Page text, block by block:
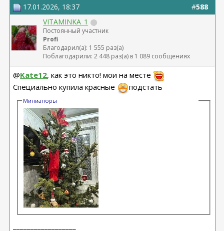
#588
17.01.2026, 18:37
VITAMINKA_1
Постоянный участник
Profi
Благодарил(а): 1 555 раз(а)
Поблагодарили: 2 448 раз(а) в 1 089 сообщениях
@Kate12, как это никто! мои на месте
Специально купила красные
подстать
Миниатюры